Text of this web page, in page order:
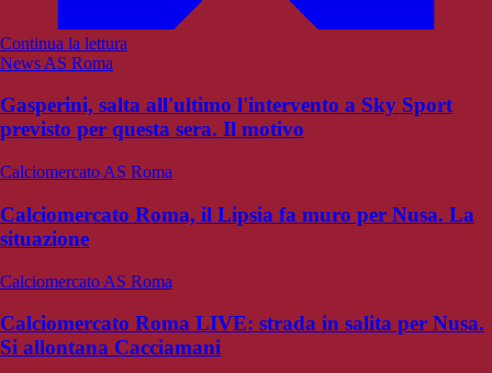
Continua la lettura
News AS Roma
Gasperini, salta all'ultimo l'intervento a Sky Sport
previsto per questa sera. Il motivo
Calciomercato AS Roma
Calciomercato Roma, il Lipsia fa muro per Nusa. La
situazione
Calciomercato AS Roma
Calciomercato Roma LIVE: strada in salita per Nusa.
Si allontana Cacciamani